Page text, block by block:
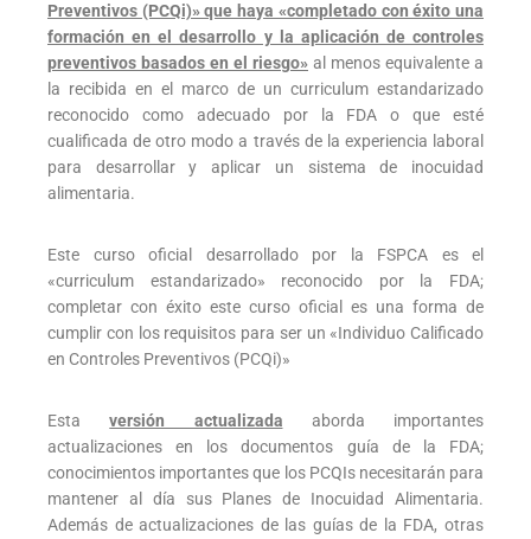
Preventivos (PCQi)» que haya «completado con éxito una
formación en el desarrollo y la aplicación de controles
preventivos basados en el riesgo» al menos equivalente a
la recibida en el marco de un curriculum estandarizado
reconocido como adecuado por la FDA o que esté
cualificada de otro modo a través de la experiencia laboral
para desarrollar y aplicar un sistema de inocuidad
alimentaria.
Este curso oficial desarrollado por la FSPCA es el
«curriculum estandarizado» reconocido por la FDA;
completar con éxito este curso oficial es una forma de
cumplir con los requisitos para ser un «Individuo Calificado
en Controles Preventivos (PCQi)»
Estaversión actualizada aborda importantes
actualizaciones en los documentos guía de la FDA;
conocimientos importantes que los PCQIs necesitarán para
mantener al día sus Planes de Inocuidad Alimentaria.
Además de actualizaciones de las guías de la FDA, otras